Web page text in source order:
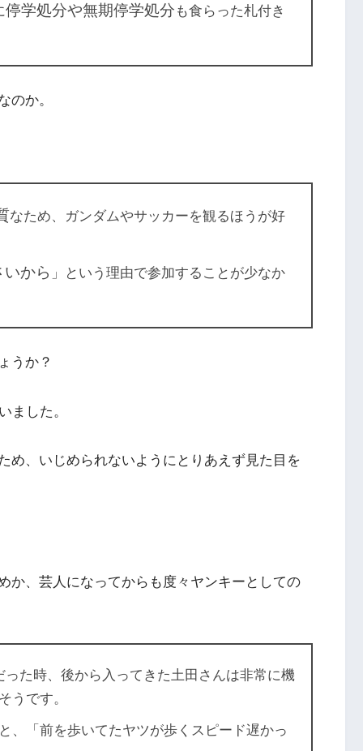
停学処分や無期停学処分 も食らった札付き
のか。
なため、ガンダムやサッカーを観るほうが好
から 」という理由で参加することが少なか
うか？
ました。
め、いじめられないようにとりあえず見た目を
か、芸人になってからも度々ヤンキーとしての
た時、後から入ってきた土田さんは非常に機
うです。
、「前を歩いてたヤツが歩くスピード遅かっ